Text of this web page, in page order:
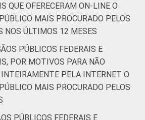
QUE OFERECERAM ON-LINE O
MAIS PROCURADO PELOS
NOS ÚLTIMOS 12 MESES
PÚBLICOS FEDERAIS E
POR MOTIVOS PARA NÃO
PELA INTERNET O
MAIS PROCURADO PELOS
PÚBLICOS FEDERAIS E